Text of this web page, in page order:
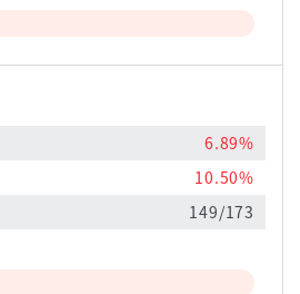
6.89%
10.50%
149/173